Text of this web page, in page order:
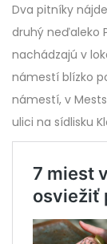
Dva pitníky
druhý neďaleko
nachádzajú v
námestí blízko
námestí, v
ulici na sídlisku